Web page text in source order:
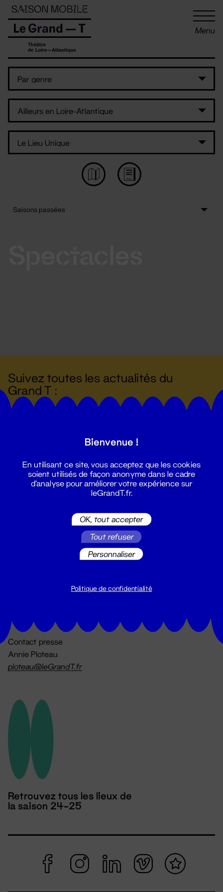
Menu
Suivez toutes les actualités du
Grand T :
billetterie@leGrandT.fr
Du lundi au vendredi 14h → 18h
Contact presse
Annie Ploteau
ploteau@leGrandT.fr
Retrouvez tous les lieux de
la saison 24-25
Panneau de gestion des cookies
Bienvenue !
En utilisant ce site, vous acceptez que les cookies
soient utilisés de façon anonyme dans le cadre
d'analyse pour améliorer votre expérience sur
leGrandT.fr.
OK, tout accepter
Tout refuser
Personnaliser
Politique de confidentialité